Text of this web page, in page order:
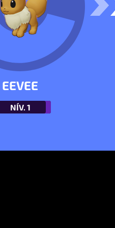
EEVEE
NÍV. 1